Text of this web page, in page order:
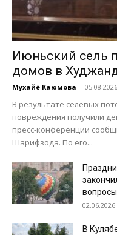
Июньский сель
домов в
Мухайё Каюмова - 05.08.2026
В результате селевых
повреждения получили
пресс-конференции
Шарифзода. По его...
02.06.2026
В